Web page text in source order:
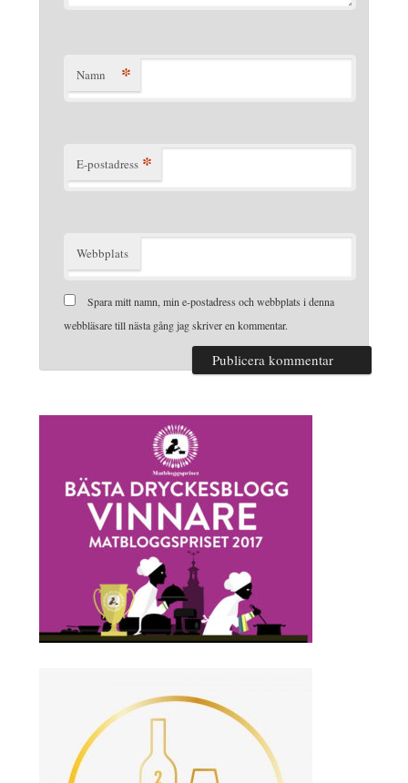
Namn *
E-postadress *
Webbplats
Spara mitt namn, min e-postadress och webbplats i denna
webbläsare till nästa gång jag skriver en kommentar.